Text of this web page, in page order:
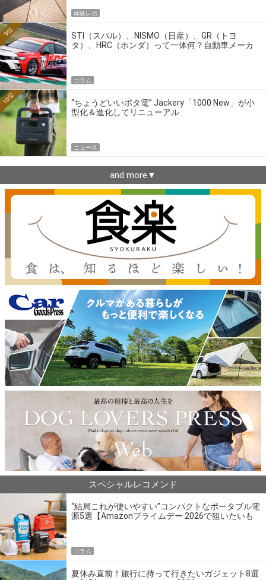
体験レポ
STI（スバル）、NISMO（日産）、GR（トヨ
タ）、HRC（ホンダ）って一体何？自動車メーカ
9位
コラム
“ちょうどいいポタ電” Jackery「1000 New」が小
型化＆進化してリニューアル
10位
ニュース
and more▼
スペシャルレコメンド
“結局これが使いやすい”コンパクトなポータブル電
源5選【Amazonプライムデー 2026で狙いたいも
コラム
夏休み直前！旅行に持って行きたいガジェット8選